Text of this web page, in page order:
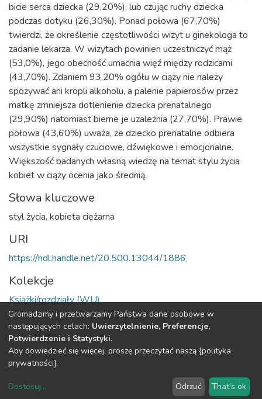
bicie serca dziecka (29,20%), lub czując ruchy dziecka
podczas dotyku (26,30%). Ponad połowa (67,70%)
twierdzi, że określenie częstotliwości wizyt u ginekologa to
zadanie lekarza. W wizytach powinien uczestniczyć mąż
(53,0%), jego obecność umacnia więź między rodzicami
(43,70%). Zdaniem 93,20% ogółu w ciąży nie należy
spożywać ani kropli alkoholu, a palenie papierosów przez
matkę zmniejsza dotlenienie dziecka prenatalnego
(29,90%) natomiast bierne je uzależnia (27,70%). Prawie
połowa (43,60%) uważa, że dziecko prenatalne odbiera
wszystkie sygnały czuciowe, dźwiękowe i emocjonalne.
Większość badanych własną wiedzę na temat stylu życia
kobiet w ciąży ocenia jako średnią.
Słowa kluczowe
styl życia, kobieta ciężarna
URI
https://hdl.handle.net/20.500.13044/1886
Kolekcje
Książki/rozdziały (WU)
Cała strona rekordu
DSpace software
Repozytorium
dostępności
plików
cookie
Gromadzimy i przetwarzamy Państwa dane osobowe w
następujących celach: Uwierzytelnienie, Preferencje,
Potwierdzenie i Statystyki.
Aby dowiedzieć się więcej, proszę przeczytać naszą {polityka
prywatności}.
Dostosuj... Odrzuć That's ok